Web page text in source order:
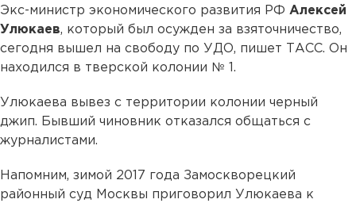
Экс-министр экономического развития РФ Алексей
Улюкаев, который был осужден за взяточничество,
сегодня вышел на свободу по УДО, пишет ТАСС. Он
находился в тверской колонии № 1.
Улюкаева вывез с территории колонии черный
джип. Бывший чиновник отказался общаться с
журналистами.
Напомним, зимой 2017 года Замоскворецкий
районный суд Москвы приговорил Улюкаева к